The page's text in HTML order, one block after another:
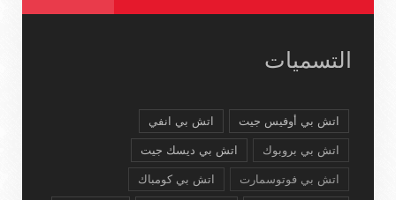
التسميات
اتش بي أوفيس جيت اتش بي انفي
اتش بي بروبوك اتش بي ديسك جيت
اتش بي فوتوسمارت اتش بي كومباك